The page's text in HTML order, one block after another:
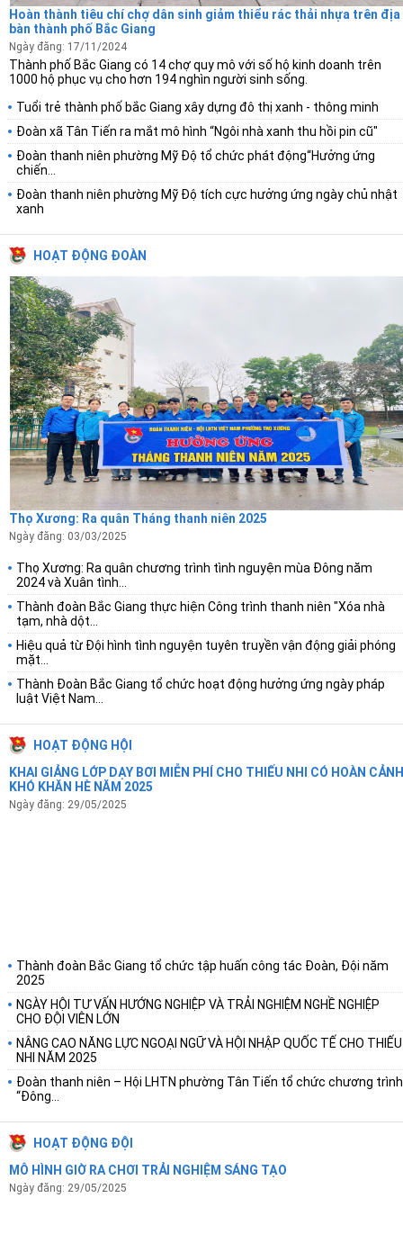
Hoàn thành tiêu chí chợ dân sinh giảm thiểu rác thải nhựa trên địa
bàn thành phố Bắc Giang
Ngày đăng: 17/11/2024
Thành phố Bắc Giang có 14 chợ quy mô với số hộ kinh doanh trên
1000 hộ phục vụ cho hơn 194 nghìn người sinh sống.
Tuổi trẻ thành phố bắc Giang xây dựng đô thị xanh - thông minh
Đoàn xã Tân Tiến ra mắt mô hình “Ngôi nhà xanh thu hồi pin cũ"
Đoàn thanh niên phường Mỹ Độ tổ chức phát động“Hưởng ứng
chiến...
Đoàn thanh niên phường Mỹ Độ tích cực hưởng ứng ngày chủ nhật
xanh
HOẠT ĐỘNG ĐOÀN
Thọ Xương: Ra quân Tháng thanh niên 2025
Ngày đăng: 03/03/2025
Thọ Xương: Ra quân chương trình tình nguyện mùa Đông năm
2024 và Xuân tình...
Thành đoàn Bắc Giang thực hiện Công trình thanh niên "Xóa nhà
tạm, nhà dột...
Hiệu quả từ Đội hình tình nguyện tuyên truyền vận động giải phóng
mặt...
Thành Đoàn Bắc Giang tổ chức hoạt động hưởng ứng ngày pháp
luật Việt Nam...
HOẠT ĐỘNG HỘI
KHAI GIẢNG LỚP DẠY BƠI MIỄN PHÍ CHO THIẾU NHI CÓ HOÀN CẢNH
KHÓ KHĂN HÈ NĂM 2025
Ngày đăng: 29/05/2025
Thành đoàn Bắc Giang tổ chức tập huấn công tác Đoàn, Đội năm
2025
NGÀY HỘI TƯ VẤN HƯỚNG NGHIỆP VÀ TRẢI NGHIỆM NGHỀ NGHIỆP
CHO ĐỘI VIÊN LỚN
NÂNG CAO NĂNG LỰC NGOẠI NGỮ VÀ HỘI NHẬP QUỐC TẾ CHO THIẾU
NHI NĂM 2025
Đoàn thanh niên – Hội LHTN phường Tân Tiến tổ chức chương trình
“Đông...
HOẠT ĐỘNG ĐỘI
MÔ HÌNH GIỜ RA CHƠI TRẢI NGHIỆM SÁNG TẠO
Ngày đăng: 29/05/2025